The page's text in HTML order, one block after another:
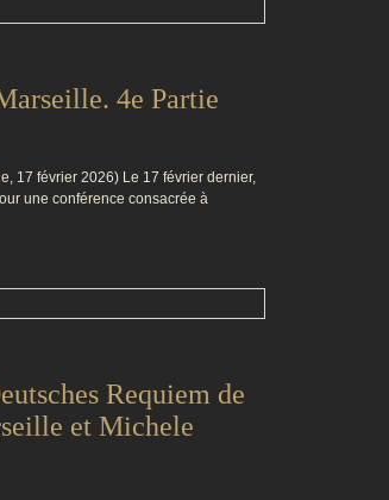
4e Partie
17 février 2026) Le 17 février dernier,
une conférence consacrée à
Requiem de
et Michele